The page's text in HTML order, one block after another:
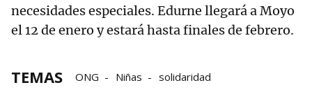
necesidades especiales. Edurne llegará a Moyo
el 12 de enero y estará hasta finales de febrero.
TEMAS ONG Niñas solidaridad